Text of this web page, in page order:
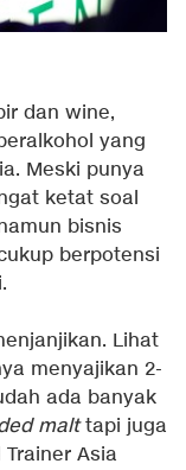
dan wine,
yang
Meski punya
ketat soal
bisnis
berpotensi
Lihat
menyajikan 2-
ada banyak
malttapi juga
Asia